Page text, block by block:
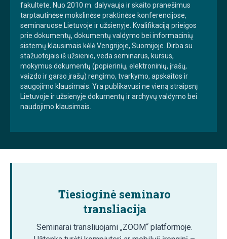
fakultete. Nuo 2010 m. dalyvauja ir skaito pranešimus
tarptautinėse mokslinėse praktinėse konferencijose,
seminaruose Lietuvoje ir užsienyje. Kvalifikaciją prieigos
prie dokumentų, dokumentų valdymo bei informacinių
sistemų klausimais kėlė Vengrijoje, Suomijoje. Dirba su
stažuotojais iš užsienio, veda seminarus, kursus,
mokymus dokumentų (popierinių, elektroninių, įrašų,
vaizdo ir garso įrašų) rengimo, tvarkymo, apskaitos ir
saugojimo klausimais. Yra publikavusi ne vieną straipsnį
Lietuvoje ir užsienyje dokumentų ir archyvų valdymo bei
naudojimo klausimais.
Tiesioginė seminaro
transliacija
Seminarai transliuojami „ZOOM“ platformoje.